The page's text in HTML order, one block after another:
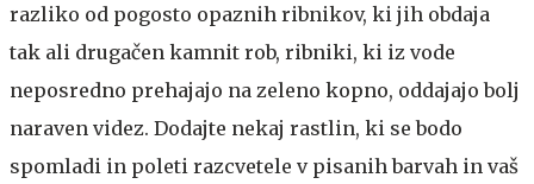
razliko od pogosto opaznih ribnikov, ki jih obdaja
tak ali drugačen kamnit rob, ribniki, ki iz vode
neposredno prehajajo na zeleno kopno, oddajajo bolj
naraven videz. Dodajte nekaj rastlin, ki se bodo
spomladi in poleti razcvetele v pisanih barvah in vaš